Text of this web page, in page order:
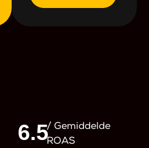
6.5/ Gemiddelde
ROAS